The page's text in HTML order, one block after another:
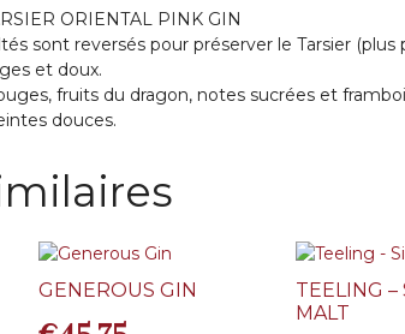
ORIENTAL PINK GIN
sont reversés pour préserver le Tarsier
et doux.
fruits du dragon, notes sucrées et
douces.
GENEROUS GIN
TEELING –
MALT